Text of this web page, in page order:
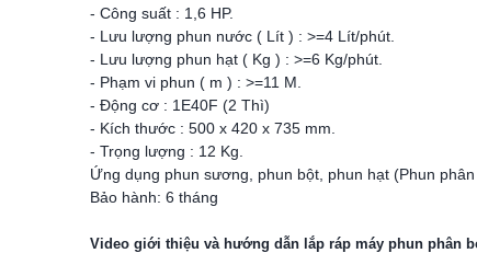
- Công suất : 1,6 HP.
- Lưu lượng phun nước ( Lít ) : >=4 Lít/phút.
- Lưu lượng phun hạt ( Kg ) : >=6 Kg/phút.
- Phạm vi phun ( m ) : >=11 M.
- Động cơ : 1E40F (2 Thì)
- Kích thước : 500 x 420 x 735 mm.
- Trọng lượng : 12 Kg.
Ứng dụng phun sương, phun bột, phun hạt (Phun
Bảo hành: 6 tháng
Video giới thiệu và hướng dẫn lắp ráp máy phun phân